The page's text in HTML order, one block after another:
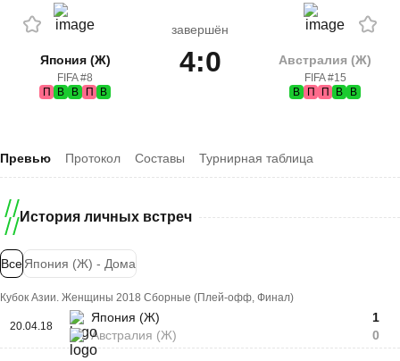
Япония (Ж)
FIFA #8
П
В В П В
завершён
4:0 Австралия (Ж)
FIFA #15
В
П П В В
Превью Протокол Составы Турнирная таблица
История личных встреч
ВсеЯпония (Ж) - Дома
Кубок Азии. Женщины 2018 Сборные (Плей-офф, Финал)
20.04.18
Япония (Ж)
Австралия (Ж)
1
0